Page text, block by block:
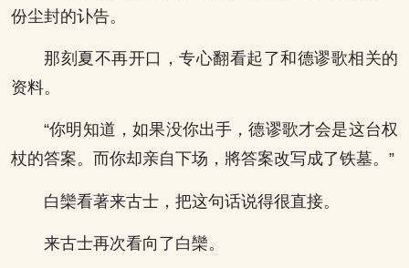
份尘封的讣告。
那刻夏不再开口，专心翻看起了和德谬歌相关的
资料。
“你明知道，如果没你出手，德谬歌才会是这台权
杖的答案。而你却亲自下场，將答案改写成了铁墓。”
白欒看著来古士，把这句话说得很直接。
来古士再次看向了白欒。